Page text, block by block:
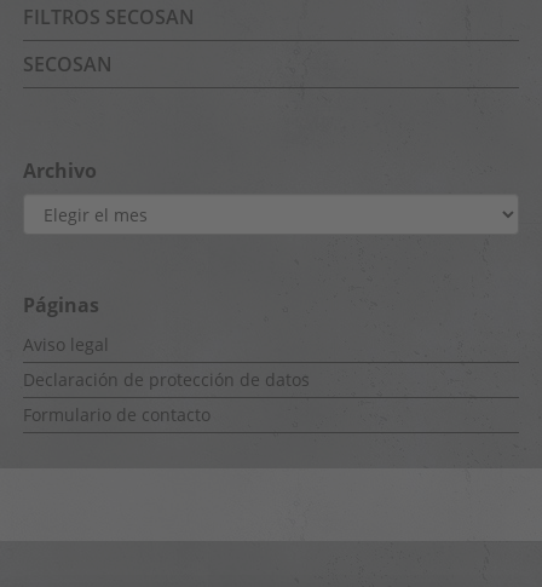
FILTROS SECOSAN
SECOSAN
Archivo
Archivo
Páginas
Aviso legal
Declaración de protección de datos
Formulario de contacto